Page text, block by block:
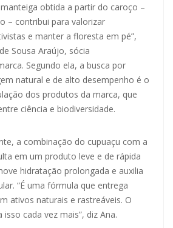
obtida a partir do caroço –
– contribui para valorizar
e manter a floresta em pé”,
Sousa Araújo, sócia
Segundo ela, a busca por
natural e de alto desempenho é o
dos produtos da marca, que
ciência e biodiversidade.
a combinação do cupuaçu com a
em um produto leve e de rápida
hidratação prolongada e auxilia
“É uma fórmula que entrega
ativos naturais e rastreáveis. O
cada vez mais”, diz Ana.